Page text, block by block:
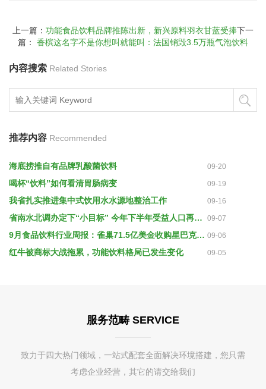
上一篇： 功能食品饮料品牌推陈出新，新兴原料羽衣甘蓝受捧下一
篇： 香槟这名字不是你想叫就能叫：法国销毁3.5万瓶气泡饮料
内容搜索 Related Stories
推荐内容 Recommended
海底捞推自有品牌乳酸菌饮料 09-20
喝杯“饮料”如何看清胃肠病变 09-19
我省扎实推进集中式饮用水水源地整治工作 09-16
省南水北调办定下“小目标” 今年下半年受益人口再增50万 09-07
9月食品饮料行业周报：雀巢71.5亿美金收购星巴克零售咖啡业务 09-06
红牛被商标大战拖累，功能饮料格局已发生变化 09-05
服务范畴 SERVICE
致力于四大热门领域，一站式配套全面解决环境搭建，您只需
考虑企业经营，其它的请交给我们